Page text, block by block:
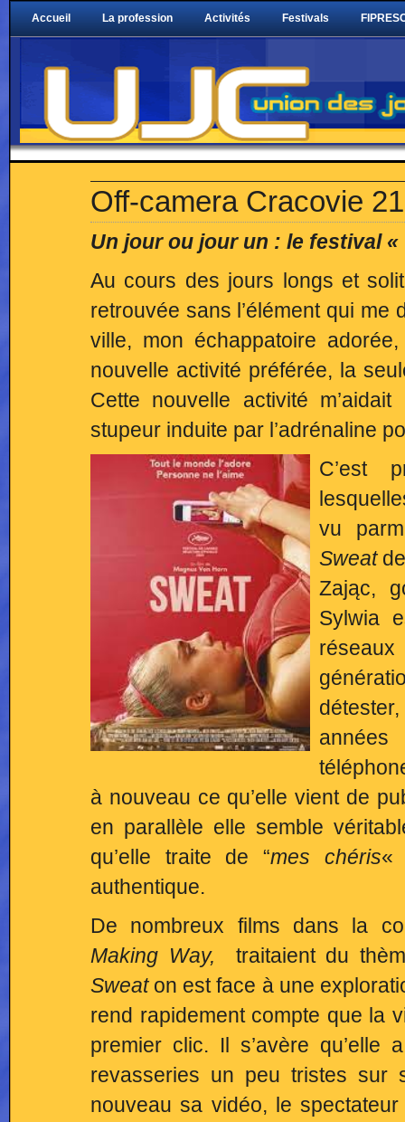
Accueil La profession Activités Festivals
Off-camera Cracovie 21
Un jour ou jour un : le festival
Au cours des jours longs et
retrouvée sans l’élément qui
ville, mon échappatoire
nouvelle activité préférée, la
Cette nouvelle activité
stupeur induite par l’adrénaline
C’est
vu
Sweat
Zając,
Sylwia
à nouveau ce qu’elle vient de
en parallèle elle semble
qu’elle traite de “mes chéris«
authentique.
De nombreux films dans la
Making Way,
traitaient du
Sweaton est face à une
rend rapidement compte que la
premier clic. Il s’avère qu’elle
revasseries un peu tristes sur
nouveau sa vidéo, le